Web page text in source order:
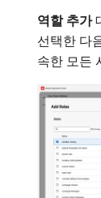
역할 추가
선택한 다
속한 모든